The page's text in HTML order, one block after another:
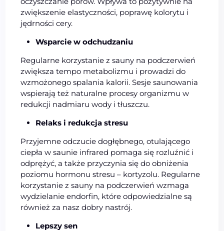
zwiększenie elastyczności, poprawę kolorytu i
jędrności cery.
Wsparcie w odchudzaniu
Regularne korzystanie z sauny na podczerwień
zwiększa tempo metabolizmu i prowadzi do
wzmożonego spalania kalorii. Sesje saunowania
wspierają też naturalne procesy organizmu w
redukcji nadmiaru wody i tłuszczu.
Relaks i redukcja stresu
Przyjemne odczucie dogłębnego, otulającego
ciepła w saunie infrared pomaga się rozluźnić i
odprężyć, a także przyczynia się do obniżenia
poziomu hormonu stresu – kortyzolu. Regularne
korzystanie z sauny na podczerwień wzmaga
wydzielanie endorfin, które odpowiedzialne są
również za nasz dobry nastrój.
Lepszy sen